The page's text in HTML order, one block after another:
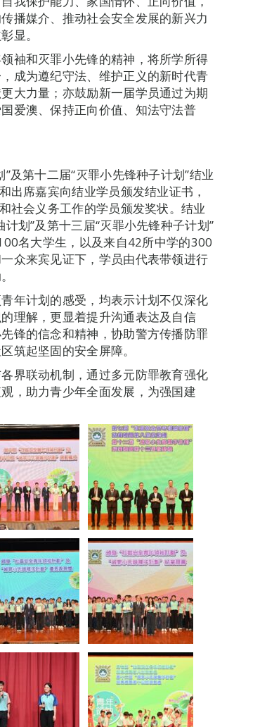
播媒介、推动社会安全发展的新兴力
显。
袖和灭罪小先锋的精神，将所学所得
成为遵纪守法、维护正义的新时代青
大力量；亦鼓励新一届学员通过为期
爱澳、保持正向价值、知法守法普
及第十二届“灭罪小先锋种子计划”结业
出席嘉宾向结业学员颁发结业证书，
社会义务工作的学员颁发奖状。结业
划”及第十三届“灭罪小先锋种子计划”
名大学生，以及来自42所中学的300
众来宾见证下，学员由代表带领进行
年计划的感受，均表示计划不仅深化
理解，更显着提升沟通表达及自信
锋的信念和精神，协助警方传播防罪
筑起坚固的安全屏障。
界联动机制，通过多元防罪教育强化
，助力青少年全面发展，为强国建